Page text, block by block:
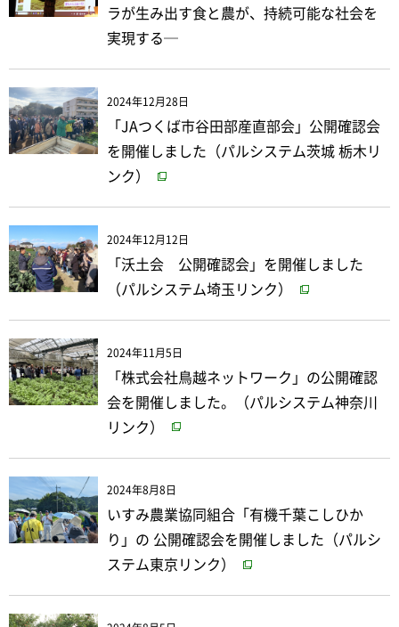
ラが生み出す食と農が、持続可能な社会を
実現する─
2024年12月28日
「JAつくば市谷田部産直部会」公開確認会
を開催しました（パルシステム茨城 栃木リ
ンク）
2024年12月12日
「沃土会 公開確認会」を開催しました
（パルシステム埼玉リンク）
2024年11月5日
「株式会社鳥越ネットワーク」の公開確認
会を開催しました。（パルシステム神奈川
リンク）
2024年8月8日
いすみ農業協同組合「有機千葉こしひか
り」の 公開確認会を開催しました（パルシ
ステム東京リンク）